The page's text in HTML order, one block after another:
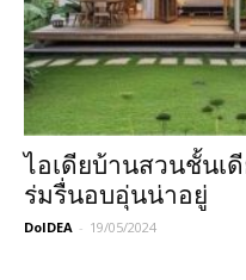
ไอเดียบ้านสวนชั้นเ
ร่มรื่นอบอุ่นน่าอยู่
DoIDEA - 19/05/2024